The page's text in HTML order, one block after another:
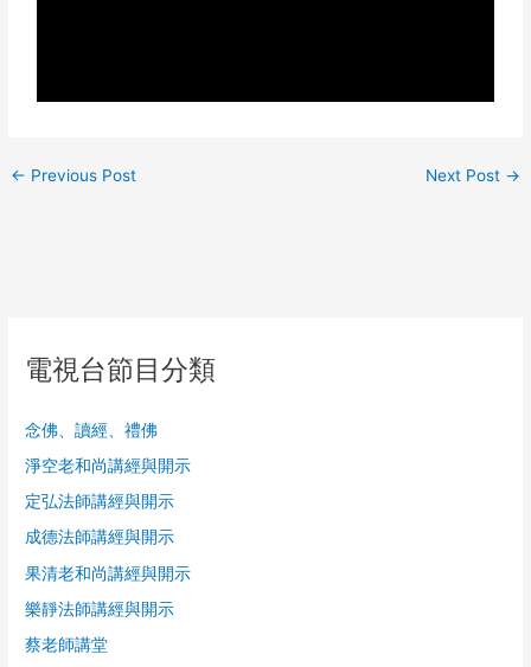
← Previous Post Next Post →
電視台節目分類
念佛、讀經、禮佛
淨空老和尚講經與開示
定弘法師講經與開示
成德法師講經與開示
果清老和尚講經與開示
樂靜法師講經與開示
蔡老師講堂